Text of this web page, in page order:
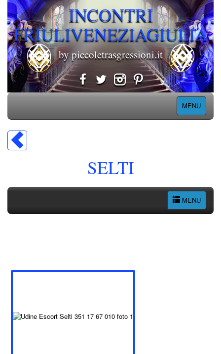
INCONTRI
FRIULIVENEZIAGIULIA
by piccoletrasgressioni.it
MENU
SELTI
MENU